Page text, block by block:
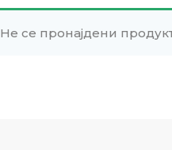
Не се пронајдени